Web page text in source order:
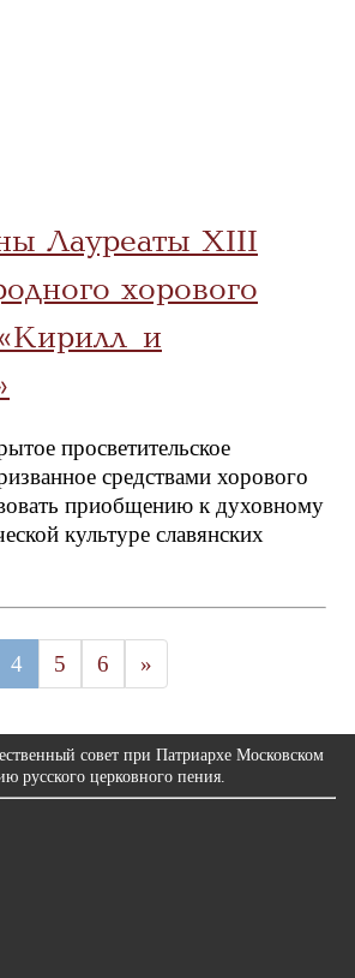
Лауреаты XIII
хорового
и
просветительское
средствами хорового
приобщению к духовному
культуре славянских
4 5 6 »
совет при Патриархе Московском
русского церковного пения.